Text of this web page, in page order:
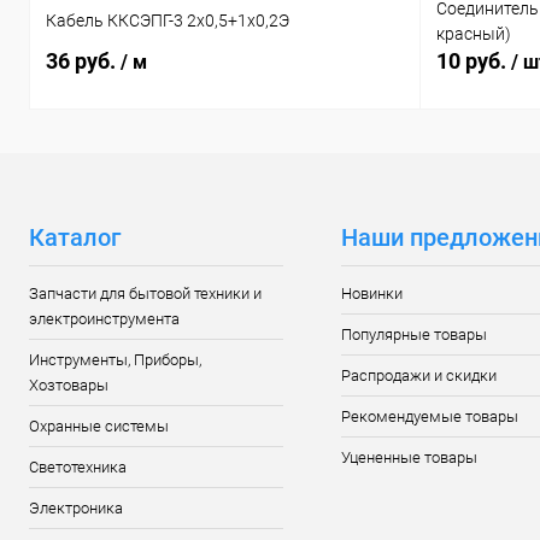
Кабель ККСЭПГ-3 2х0,5+1х0,2Э
36 руб. / м
красный)
10 руб. /
Каталог
Запчасти для бытовой техники и
электроинструмента
Инструменты, Приборы,
Хозтовары
Охранные системы
Светотехника
Электроника
Наши
Новинки
Популярные товары
Распродажи и скидки
Рекомендуемые товары
Уцененные товары